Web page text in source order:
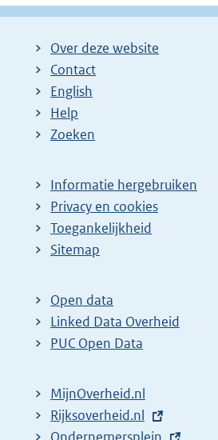
Over deze website
Contact
English
Help
Zoeken
Informatie hergebruiken
Privacy en cookies
Toegankelijkheid
Sitemap
Open data
Linked Data Overheid
PUC Open Data
MijnOverheid.nl
E
Rijksoverheid.nl